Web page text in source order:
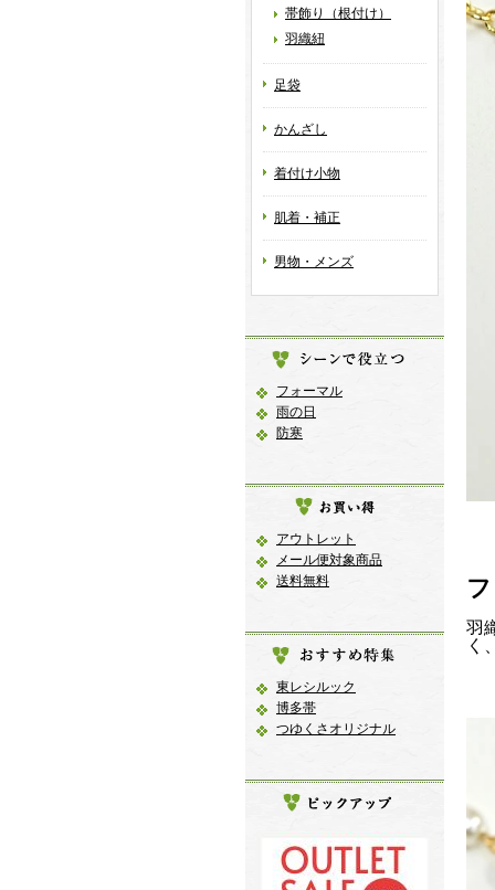
帯飾り（根付け）
羽織紐
足袋
かんざし
着付け小物
肌着・補正
男物・メンズ
フォーマル
雨の日
防寒
アウトレット
メール便対象商品
送料無料
東レシルック
博多帯
つゆくさオリジナル
羽
く